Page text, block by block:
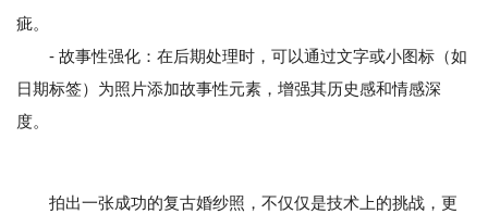
疵。
- 故事性强化：在后期处理时，可以通过文字或小图标（如
日期标签）为照片添加故事性元素，增强其历史感和情感深
度。
拍出一张成功的复古婚纱照，不仅仅是技术上的挑战，更